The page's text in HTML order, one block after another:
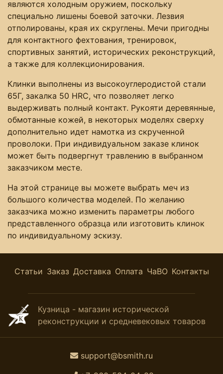
являются холодным оружием, поскольку
специально лишены боевой заточки. Лезвия
отполированы, края их скруглены. Мечи пригодны
для контактного фехтования, тренировок,
спортивных занятий, исторических реконструкций,
а также для коллекционирования.
Клинки выполнены из высокоуглеродистой стали
65Г, закалка 50 HRC, что позволяет легко
выдерживать полный контакт. Рукояти деревянные,
обмотанные кожей, в некоторых моделях сверху
дополнительно идет намотка из скрученной
проволоки. При индивидуальном заказе клинок
может быть подвергнут травлению в выбранном
заказчиком месте.
На этой странице вы можете выбрать меч из
большого количества моделей. По желанию
заказчика можно изменить параметры любого
представленного образца или изготовить клинок
по индивидуальному эскизу.
Статьи Заказ Доставка Оплата ЧаВО Контакты
Кузница - магазин исторической
реконструкции и средневековых товаров
support@bsmith.ru